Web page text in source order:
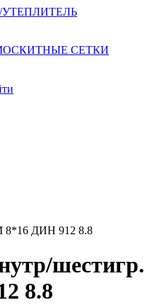
СЕТКИ
8*16 ДИН 912 8.8
шестигр.
8.8